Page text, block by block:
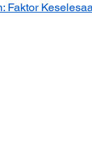
Faktor